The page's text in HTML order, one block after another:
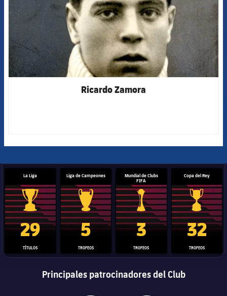
Ricardo Zamora
La Liga
Trofeo de La Liga
29
TÍTULOS
Liga de Campeones
Trofeo de la Liga de Campeones
5
TROFEOS
Mundial de Clubs
FIFA
Trofeo del Mundial de
3
TROFEOS
Copa del Rey
Copa del
32
TROFEOS
Principales patrocinadores del Club